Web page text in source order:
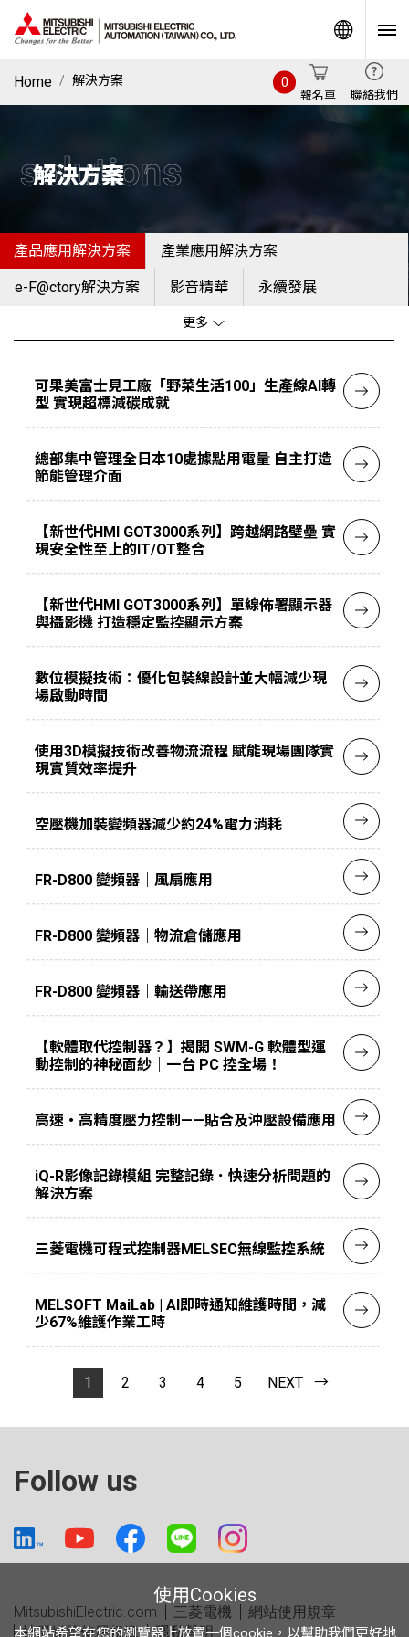
Home 解決方案
報名車
0
聯絡我們
解決方案
solutions
產品應用解決方案 產業應用解決方案
e-F@ctory解決方案 影音精華 永續發展
更多
可果美富士見工廠「野菜生活100」生產線AI轉
型 實現超標減碳成就
總部集中管理全日本10處據點用電量 自主打造
節能管理介面
【新世代HMI GOT3000系列】跨越網路壁壘 實
現安全性至上的IT/OT整合
【新世代HMI GOT3000系列】單線佈署顯示器
與攝影機 打造穩定監控顯示方案
數位模擬技術：優化包裝線設計並大幅減少現
場啟動時間
使用3D模擬技術改善物流流程 賦能現場團隊實
現實質效率提升
空壓機加裝變頻器減少約24%電力消耗
FR-D800 變頻器｜風扇應用
FR-D800 變頻器｜物流倉儲應用
FR-D800 變頻器｜輸送帶應用
【軟體取代控制器？】揭開 SWM-G 軟體型運
動控制的神秘面紗｜一台 PC 控全場！
高速‧高精度壓力控制——貼合及沖壓設備應用
iQ-R影像記錄模組 完整記錄．快速分析問題的
解決方案
三菱電機可程式控制器MELSEC無線監控系統
MELSOFT MaiLab | AI即時通知維護時間，減
少67%維護作業工時
1 2 3 4 5 NEXT →
Follow us
MitsubishiElectric.com 三菱電機
網站使用規章
社群媒體使用規章
隱私聲明
使用Cookies
本網站希望在您的瀏覽器上放置一個cookie，以幫助我們更好地